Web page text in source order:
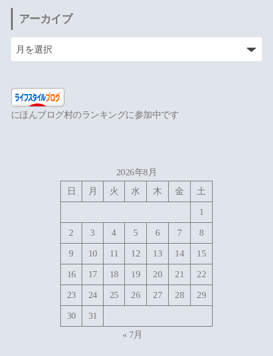
アーカイブ
にほんブログ村のランキングに参加中です
2026年8月
日
月 火 水 木 金 土
1
2 3 4 5 6 7 8
9 10 11 12 13 14 15
16 17 18 19 20 21 22
23 24 25 26 27 28 29
30
31
« 7月